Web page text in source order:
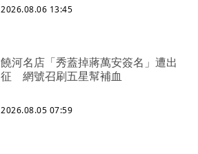
2026.08.06 13:45
饒河名店「秀蓋掉蔣萬安簽名」遭出
征 網號召刷五星幫補血
2026.08.05 07:59